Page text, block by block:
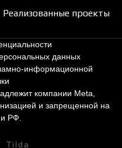
Реализованные проекты
данных
информационной
компании Meta,
и запрещенной на
РФ.
Tilda